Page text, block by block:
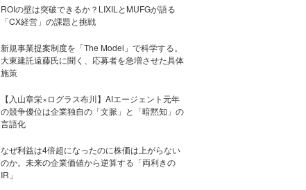
ROIの壁は突破できるか？LIXILとMUFGが語る
「CX経営」の課題と挑戦
新規事業提案制度を「The Model」で科学する。
大東建託遠藤氏に聞く、応募者を急増させた具体
施策
【入山章栄×ログラス布川】AIエージェント元年
の競争優位は企業独自の「文脈」と「暗黙知」の
言語化
なぜ利益は4倍超になったのに株価は上がらない
のか。未来の企業価値から逆算する「両利きの
IR」